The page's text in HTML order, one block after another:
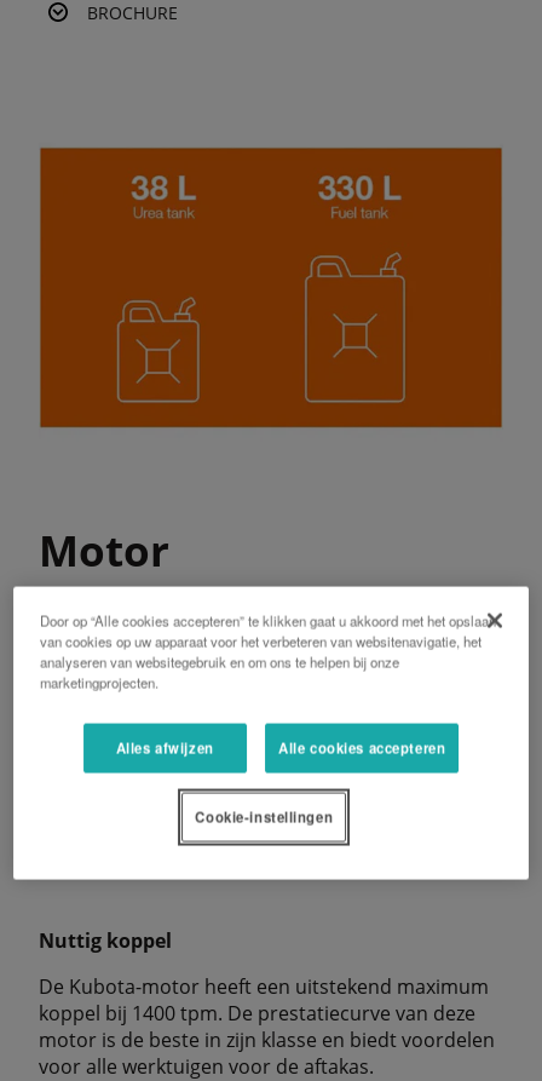
BROCHURE
Motor
De 6,1-liter dieselmotoren van Kubota met 4
kleppen per cilinder hebben een lange zuigerslag.
Het E-CDIS (Centraal direct Injectiesysteem) biedt
brandstofverbruik, en minder geluid en trillingen.
Het common-rail systeem (CRS) regelt de
injectietiming en de hoeveelheid brandstof die in
stadia onder hoge druk wordt ingespoten voor
een optimale verbranding.
Nuttig koppel
De Kubota-motor heeft een uitstekend maximum
koppel bij 1400 tpm. De prestatiecurve van deze
motor is de beste in zijn klasse en biedt voordelen
voor alle werktuigen voor de aftakas.
Door op “Alle cookies accepteren” te klikken gaat u akkoord met het opslaan
van cookies op uw apparaat voor het verbeteren van websitenavigatie, het
analyseren van websitegebruik en om ons te helpen bij onze
marketingprojecten.
Alles afwijzen Alle cookies accepteren
Cookie-instellingen